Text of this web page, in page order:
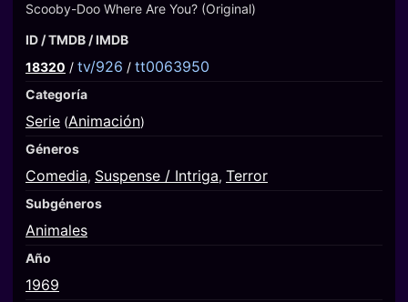
Scooby-Doo Where Are You? (Original)
ID / TMDB / IMDB
18320 / tv/926 / tt0063950
Categoría
Serie (Animación)
Géneros
Comedia, Suspense / Intriga, Terror
Subgéneros
Animales
Año
1969